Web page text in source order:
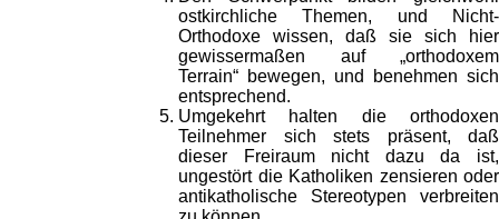
ostkirchliche Themen, und Nicht-
Orthodoxe wissen, daß sie sich hier
gewissermaßen auf „orthodoxem
Terrain“ bewegen, und benehmen sich
entsprechend.
Umgekehrt halten die orthodoxen
Teilnehmer sich stets präsent, daß
dieser Freiraum nicht dazu da ist,
ungestört die Katholiken zensieren oder
antikatholische Stereotypen verbreiten